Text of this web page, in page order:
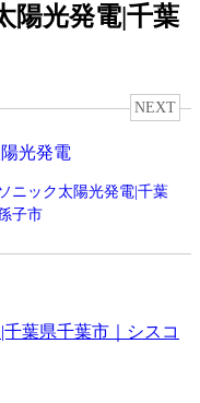
陽光発電|千葉
NEXT
ニック太陽光発電|千葉
子市